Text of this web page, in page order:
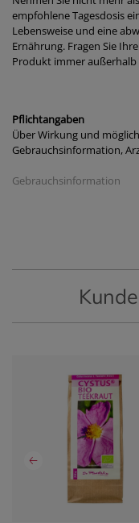
empfohlene Tagesdosis
Lebensweise und eine
Ernährung. Fragen Sie
Produkt immer
Pflichtangaben
Über Wirkung und
Gebrauchsinformation,
Gebrauchsinformation